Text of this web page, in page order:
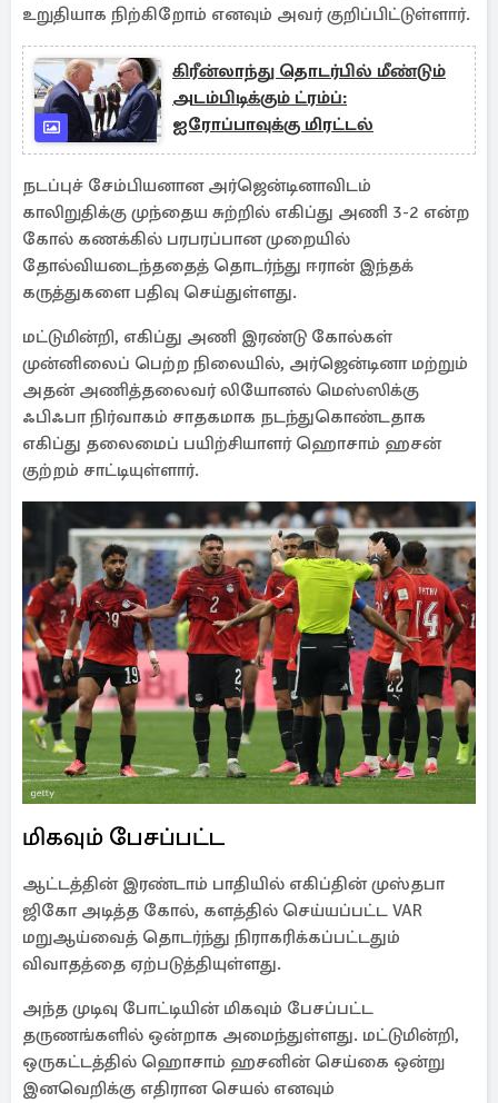
உறுதியாக நிற்கிறோம் எனவும் அவர் குறிப்பிட்டுள்ளார்.
கிரீன்லாந்து தொடர்பில் மீண்டும்
அடம்பிடிக்கும் ட்ரம்ப்:
ஐரோப்பாவுக்கு மிரட்டல்
நடப்புச் சேம்பியனான அர்ஜென்டினாவிடம்
காலிறுதிக்கு முந்தைய சுற்றில் எகிப்து அணி 3-2 என்ற
கோல் கணக்கில் பரபரப்பான முறையில்
தோல்வியடைந்ததைத் தொடர்ந்து ஈரான் இந்தக்
கருத்துகளை பதிவு செய்துள்ளது.
மட்டுமின்றி, எகிப்து அணி இரண்டு கோல்கள்
முன்னிலைப் பெற்ற நிலையில், அர்ஜென்டினா மற்றும்
அதன் அணித்தலைவர் லியோனல் மெஸ்ஸிக்கு
ஃபிஃபா நிர்வாகம் சாதகமாக நடந்துகொண்டதாக
எகிப்து தலைமைப் பயிற்சியாளர் ஹொசாம் ஹசன்
குற்றம் சாட்டியுள்ளார்.
மிகவும் பேசப்பட்ட
ஆட்டத்தின் இரண்டாம் பாதியில் எகிப்தின் முஸ்தபா
ஜிகோ அடித்த கோல், களத்தில் செய்யப்பட்ட VAR
மறுஆய்வைத் தொடர்ந்து நிராகரிக்கப்பட்டதும்
விவாதத்தை ஏற்படுத்தியுள்ளது.
அந்த முடிவு போட்டியின் மிகவும் பேசப்பட்ட
தருணங்களில் ஒன்றாக அமைந்துள்ளது. மட்டுமின்றி,
ஒருகட்டத்தில் ஹொசாம் ஹசனின் செய்கை ஒன்று
இனவெறிக்கு எதிரான செயல் எனவும்